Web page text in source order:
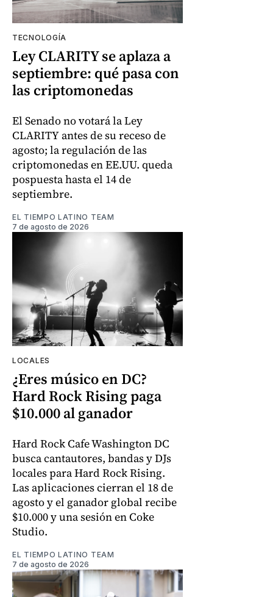
TECNOLOGÍA
Ley CLARITY se aplaza a
septiembre: qué pasa con
las criptomonedas
El Senado no votará la Ley
CLARITY antes de su receso de
agosto; la regulación de las
criptomonedas en EE.UU. queda
pospuesta hasta el 14 de
septiembre.
EL TIEMPO LATINO TEAM
7 de agosto de 2026
LOCALES
¿Eres músico en DC?
Hard Rock Rising paga
$10.000 al ganador
Hard Rock Cafe Washington DC
busca cantautores, bandas y DJs
locales para Hard Rock Rising.
Las aplicaciones cierran el 18 de
agosto y el ganador global recibe
$10.000 y una sesión en Coke
Studio.
EL TIEMPO LATINO TEAM
7 de agosto de 2026